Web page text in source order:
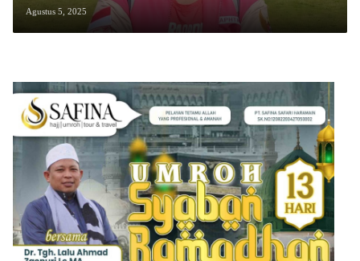
Tanggapan Ahli Hukum Pidana dan
Kriminologis
Agustus 5, 2025